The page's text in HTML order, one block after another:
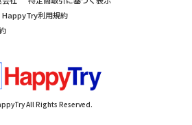
HappyTry利用規約
All Rights Reserved.